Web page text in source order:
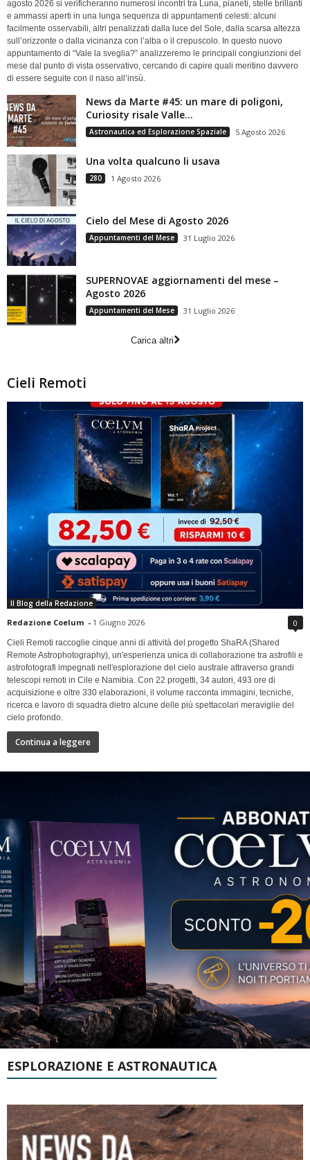
agosto 2026 si verificheranno numerosi incontri tra Luna, pianeti, stelle brillanti
e ammassi aperti in una lunga sequenza di appuntamenti celesti: alcuni
facilmente osservabili, altri penalizzati dalla luce del Sole, dalla scarsa altezza
sull’orizzonte o dalla vicinanza con l’alba o il crepuscolo. In questo nuovo
appuntamento di “Vale la sveglia?” analizzeremo le principali congiunzioni del
mese dal punto di vista osservativo, cercando di capire quali meritino davvero
di essere seguite con il naso all’insù.
News da Marte #45: un mare di poligoni,
Curiosity risale Valle...
Astronautica ed Esplorazione Spaziale 5 Agosto 2026
Una volta qualcuno li usava
280 1 Agosto 2026
Cielo del Mese di Agosto 2026
Appuntamenti del Mese 31 Luglio 2026
SUPERNOVAE aggiornamenti del mese –
Agosto 2026
Appuntamenti del Mese 31 Luglio 2026
Carica altri
Cieli Remoti
Il Blog della Redazione
Redazione Coelum - 1 Giugno 2026 0
Cieli Remoti raccoglie cinque anni di attività del progetto ShaRA (Shared
Remote Astrophotography), un'esperienza unica di collaborazione tra astrofili e
astrofotografi impegnati nell'esplorazione del cielo australe attraverso grandi
telescopi remoti in Cile e Namibia. Con 22 progetti, 34 autori, 493 ore di
acquisizione e oltre 330 elaborazioni, il volume racconta immagini, tecniche,
ricerca e lavoro di squadra dietro alcune delle più spettacolari meraviglie del
cielo profondo.
Continua a leggere
ESPLORAZIONE E ASTRONAUTICA